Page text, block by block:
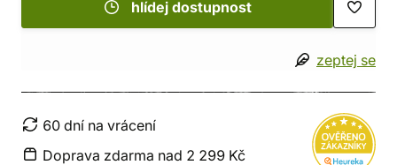
hlídej dostupnost
zeptej se
60 dní na vrácení
Doprava zdarma nad 2 299 Kč